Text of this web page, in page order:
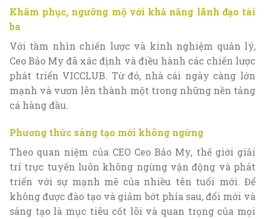
Khâm phục, ngưỡng mộ với khả năng lãnh đạo tài
ba
Với tầm nhìn chiến lược và kinh nghiệm quản lý,
Ceo Bảo My đã xác định và điều hành các chiến lược
phát triển VICCLUB. Từ đó, nhà cái ngày càng lớn
mạnh và vươn lên thành một trong những nền tảng
cá hàng đầu.
Phương thức sáng tạo mới không ngừng
Theo quan niệm của CEO Ceo Bảo My, thế giới giải
trí trực tuyến luôn không ngừng vận động và phát
triển với sự mạnh mẽ của nhiều tên tuổi mới. Để
không được đào tạo và giảm bớt phía sau, đổi mới và
sáng tạo là mục tiêu cốt lõi và quan trọng của mọi